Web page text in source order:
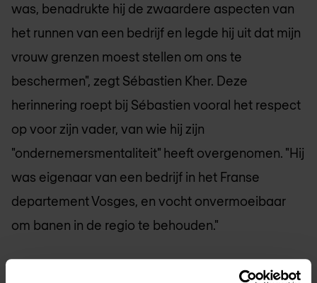
was, benadrukte hij de zwaardere aspecten van
het runnen van een bedrijf en legde hij uit dat mijn
vrouw grenzen moest stellen om ons te
beschermen", zegt Sébastien Kher. Deze
herinnering roept bij Sébastien vooral het respect
op voor zijn vader, van wie hij zijn
"ondernemersmentaliteit" heeft overgenomen. "Hij
was eigenaar van een bedrijf in het Franse
departement Vosges, en vocht onvermoeibaar
om banen in de regio te behouden."